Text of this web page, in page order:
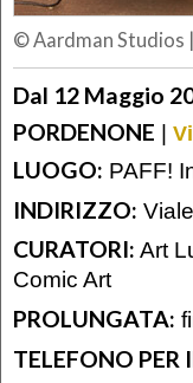
© Aardman Studios
Dal 12 Maggio
PORDENONE |
LUOGO: PAFF!
INDIRIZZO:
CURATORI: Art
Comic Art
PROLUNGATA:
TELEFONO